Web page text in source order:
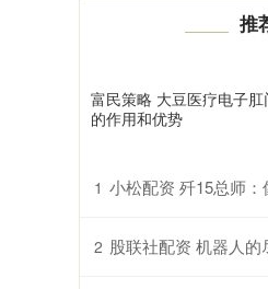
推
富民策略 大豆医疗电子肛
的作用和优势
1 小松配资 歼15总师：像造手机一
2 股联社配资 机器人的